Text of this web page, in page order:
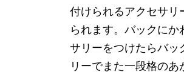
付けられるアクセサリ
られます。バックにか
サリーをつけたらバッ
リーでまた一段格のあ